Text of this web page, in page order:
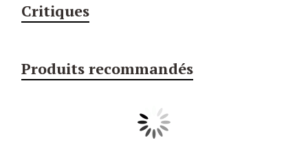
Critiques
Produits recommandés